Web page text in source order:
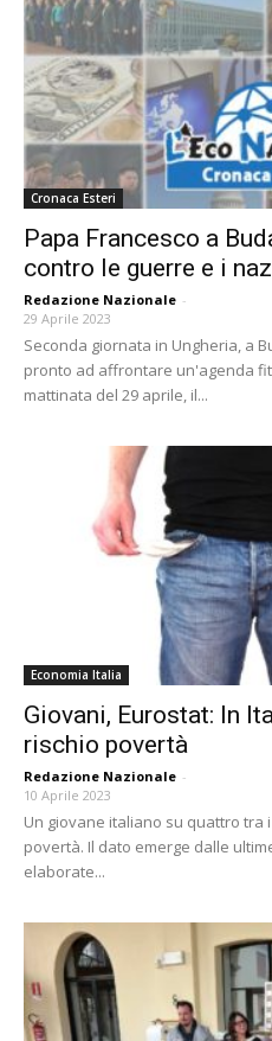
Cronaca Esteri
Papa Francesco a
contro le guerre e i
Redazione Nazionale -
29 Aprile 2023
Seconda giornata in Ungheria, a
pronto ad affrontare un'agenda
mattinata del 29 aprile, il...
Economia Italia
Giovani, Eurostat: In
rischio povertà
Redazione Nazionale -
10 Aprile 2023
Un giovane italiano su quattro tra
povertà. Il dato emerge dalle
elaborate...